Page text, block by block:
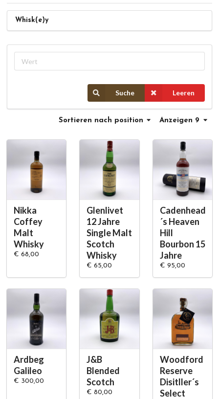
Whisk(e)y
Suche Leeren
Anzeigen 9
Sortieren nach position
Nikka
Coffey
Malt
Whisky
€ 68,00
Glenlivet
12 Jahre
Single Malt
Scotch
Whisky
€ 65,00
Cadenhead
´s Heaven
Hill
Bourbon 15
Jahre
€ 95,00
Ardbeg
Galileo
€ 300,00
J&B
Blended
Scotch
€ 80,00
Woodford
Reserve
Disitller´s
Select